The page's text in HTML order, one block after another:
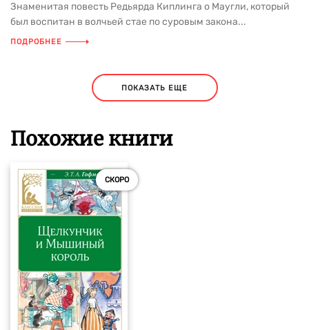
Знаменитая повесть Редьярда Киплинга о Маугли, который
был воспитан в волчьей стае по суровым закона...
ПОДРОБНЕЕ
ПОКАЗАТЬ ЕЩЕ
Похожие книги
СКОРО